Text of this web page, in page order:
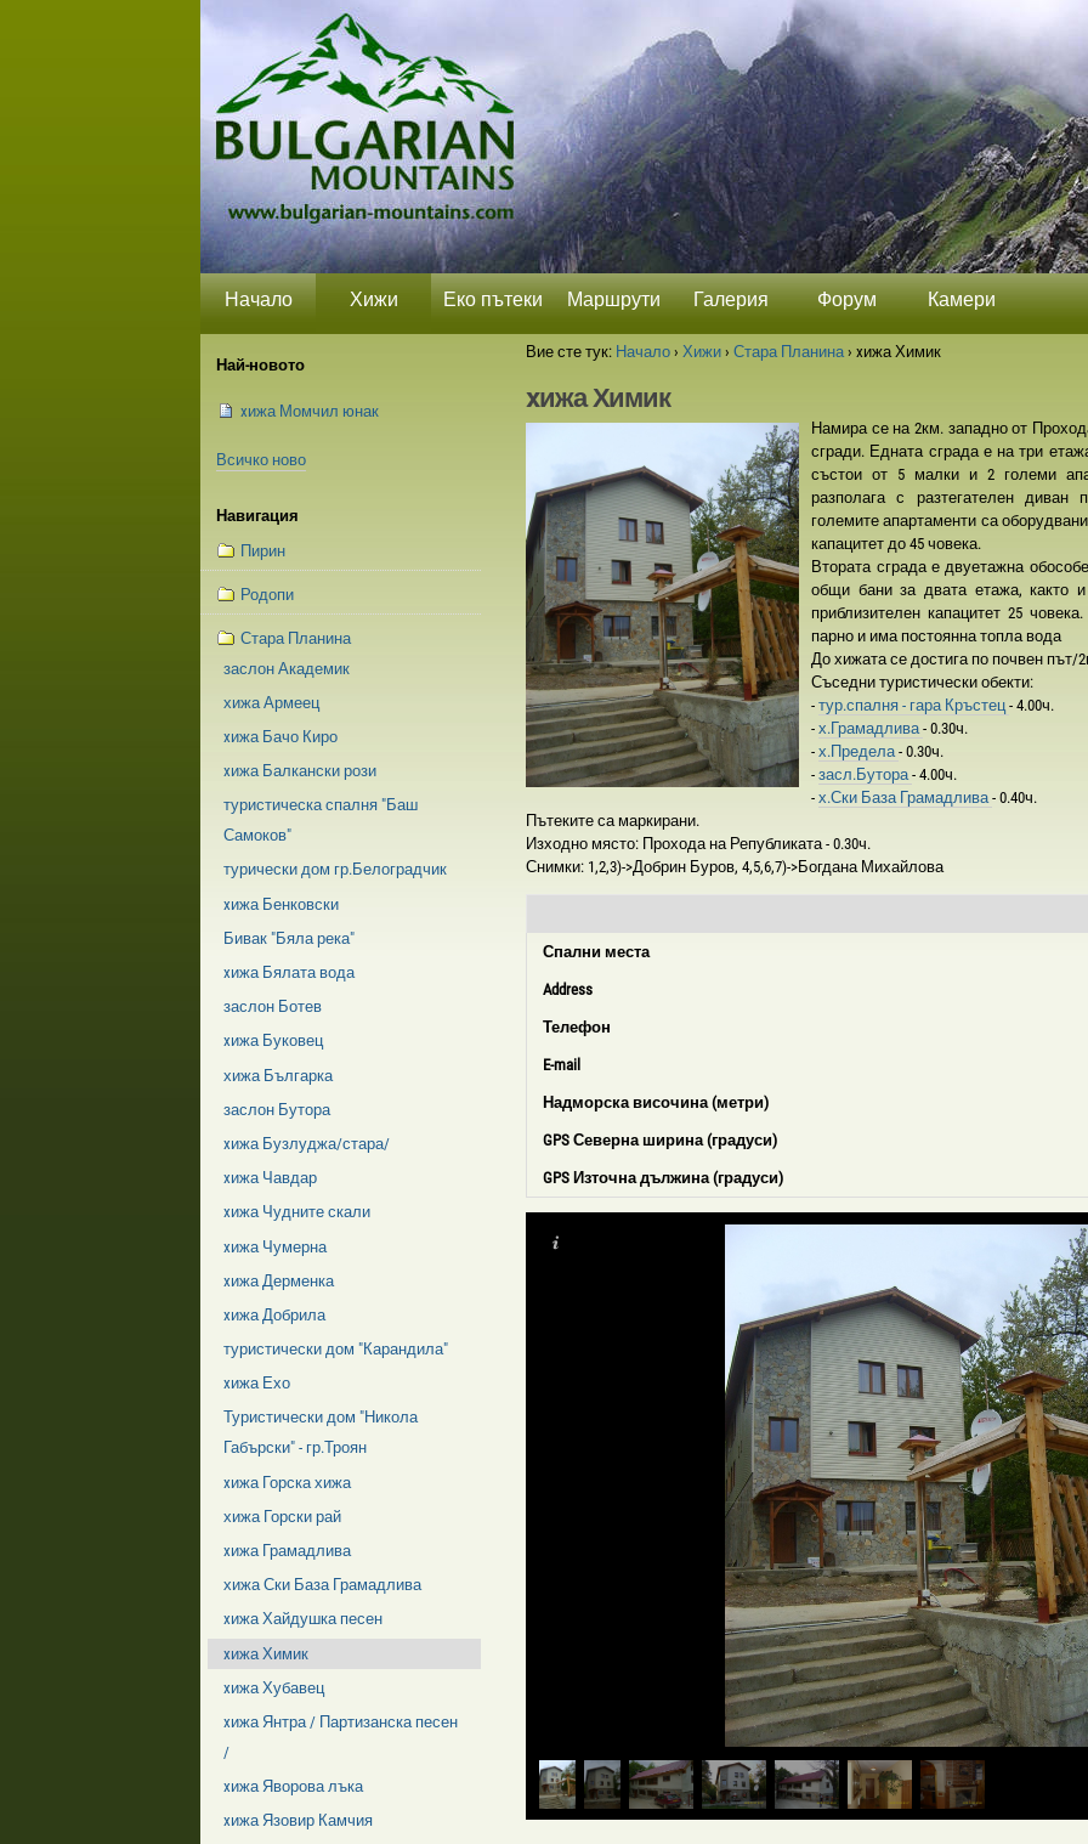
съдържание.
Прескачане
до
навигация
Лични
Секции
Начало Хижи Еко пътеки Маршрути Галерия Форум Камери
Вие сте тук: Начало ›Хижи ›Стара Планина ›xижа Химик
xижа Химик
Намира се на 2км. западно от
сгради. Едната сграда е на три
състои от 5 малки и 2 големи
разполага с разтегателен диван
големите апартаменти са
капацитет до 45 човека.
Втората сграда е двуетажна
общи бани за двата етажа, както
приблизителен капацитет 25
парно и има постоянна топла вода
До хижата се достига по почвен път/
Съседни туристически обекти:
-тур.спалня - гара Кръстец- 4.00ч.
-х.Грамадлива- 0.30ч.
-х.Предела- 0.30ч.
-засл.Бутора- 4.00ч.
-х.Ски База Грамадлива- 0.40ч.
Пътеките са маркирани.
Изходно място: Прохода на Републиката - 0.30ч.
Снимки: 1,2,3)->Добрин Буров, 4,5,6,7)->Богдана Михайлова
Спални места
Address
Телефон
E-mail
Надморска височина (метри)
GPS Северна ширина (градуси)
GPS Източна дължина (градуси)
Най-новото
xижа Момчил юнак
Всичко ново
Навигация
Пирин
Родопи
Стара Планина
заслон Академик
хижа Армеец
xижа Бачо Киро
xижа Балкански рози
туристическа спалня "Баш
Самоков"
турически дом гр.Белоградчик
xижа Бенковски
Бивак "Бяла река"
xижа Бялата вода
заслон Ботев
xижа Буковец
хижа Българка
заслон Бутора
xижа Бузлуджа/стара/
xижа Чавдар
xижа Чудните скали
xижа Чумерна
xижа Дерменка
xижа Добрила
туристически дом "Карандила"
xижа Ехо
Туристически дом "Никола
Габърски" - гр.Троян
xижа Горска хижа
хижа Горски рай
xижа Грамадлива
хижа Ски База Грамадлива
xижа Хайдушка песен
xижа Химик
xижа Хубавец
xижа Янтра / Партизанска песен
/
xижа Яворова лъка
xижа Язовир Камчия